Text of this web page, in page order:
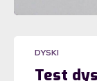
DYSKI
Test